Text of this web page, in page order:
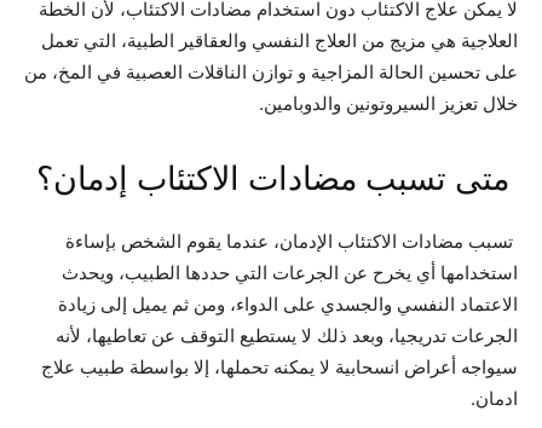
لا يمكن علاج الاكتئاب دون استخدام مضادات الاكتئاب، لأن الخطة
العلاجية هي مزيج من العلاج النفسي والعقاقير الطبية، التي تعمل
على تحسين الحالة المزاجية و توازن الناقلات العصبية في المخ، من
خلال تعزيز السيروتونين والدوبامين.
متى تسبب مضادات الاكتئاب إدمان؟
تسبب مضادات الاكتئاب الإدمان، عندما يقوم الشخص بإساءة
استخدامها أي يخرح عن الجرعات التي حددها الطبيب، ويحدث
الاعتماد النفسي والجسدي على الدواء، ومن ثم يميل إلى زيادة
الجرعات تدريجيا، وبعد ذلك لا يستطيع التوقف عن تعاطيها، لأنه
سيواجه أعراض انسحابية لا يمكنه تحملها، إلا بواسطة طبيب علاج
ادمان.